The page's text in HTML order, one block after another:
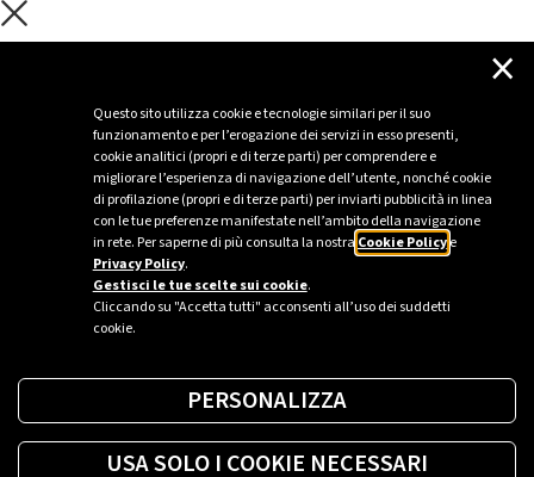
Questo sito utilizza cookie e tecnologie similari per il suo
funzionamento e per l’erogazione dei servizi in esso presenti,
cookie analitici (propri e di terze parti) per comprendere e
migliorare l’esperienza di navigazione dell’utente, nonché cookie
di profilazione (propri e di terze parti) per inviarti pubblicità in linea
con le tue preferenze manifestate nell’ambito della navigazione
in rete. Per saperne di più consulta la nostra Cookie Policye
Privacy Policy.
Gestisci le tue scelte sui cookie.
Cliccando su "Accetta tutti" acconsenti all’uso dei suddetti
cookie.
×
PERSONALIZZA
USA SOLO I COOKIE NECESSARI
C'è un problema con il recupero dei
Per favore riprova piú tardi
Sei un’azienda o una PA?
Trova la soluzione più giusta per te.
Richiedi una colonnina